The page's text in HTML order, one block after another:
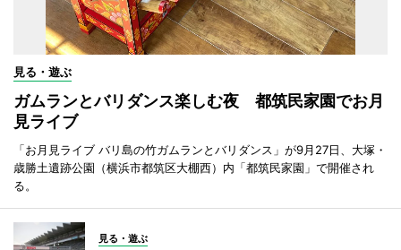
見る・遊ぶ
ガムランとバリダンス楽しむ夜 都筑民家園でお月
見ライブ
「お月見ライブ バリ島の竹ガムランとバリダンス」が9月27日、大塚・
歳勝土遺跡公園（横浜市都筑区大棚西）内「都筑民家園」で開催され
る。
見る・遊ぶ